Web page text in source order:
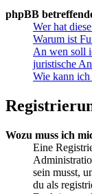
phpBB
Wer hat
Warum ist
An wen soll
juristische
Wie kann
Wozu muss ich
Eine
sein musst,
du als